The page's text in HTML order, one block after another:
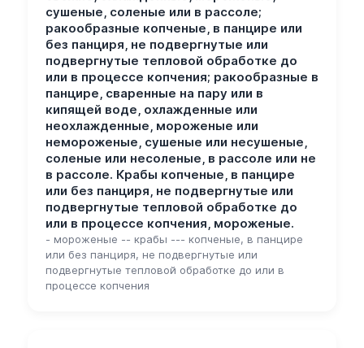
сушеные, соленые или в рассоле;
ракообразные копченые, в панцире или
без панциря, не подвергнутые или
подвергнутые тепловой обработке до
или в процессе копчения; ракообразные в
панцире, сваренные на пару или в
кипящей воде, охлажденные или
неохлажденные, мороженые или
немороженые, сушеные или несушеные,
соленые или несоленые, в рассоле или не
в рассоле. Крабы копченые, в панцире
или без панциря, не подвергнутые или
подвергнутые тепловой обработке до
или в процессе копчения, мороженые.
- мороженые -- крабы --- копченые, в панцире
или без панциря, не подвергнутые или
подвергнутые тепловой обработке до или в
процессе копчения